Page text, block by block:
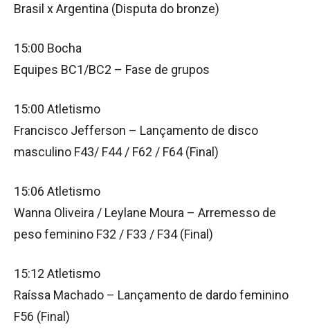
Brasil x Argentina (Disputa do bronze)
15:00 Bocha
Equipes BC1/BC2 – Fase de grupos
15:00 Atletismo
Francisco Jefferson – Lançamento de disco
masculino F43/ F44 / F62 / F64 (Final)
15:06 Atletismo
Wanna Oliveira / Leylane Moura – Arremesso de
peso feminino F32 / F33 / F34 (Final)
15:12 Atletismo
Raíssa Machado – Lançamento de dardo feminino
F56 (Final)